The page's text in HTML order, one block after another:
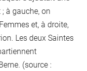
à gauche, on
et, à droite,
Les deux Saintes
(source :